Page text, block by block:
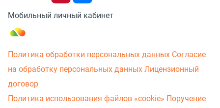
Мобильный личный кабинет
Политика обработки персональных данных Согласие
на обработку персональных данных Лицензионный
договор
Политика использования файлов «cookie» Поручение